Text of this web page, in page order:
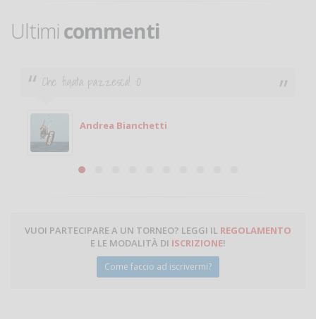
Ultimi commenti
Ciao. Sono a Treviglio da poco e vorrei tornare a
giocare. Se sei in zona e puoi giocare fammi sapere.
Michele
Michele Miglionico
VUOI PARTECIPARE A UN TORNEO? LEGGI IL REGOLAMENTO
E LE MODALITÀ DI ISCRIZIONE!
Come faccio ad iscrivermi?